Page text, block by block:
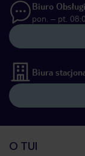
Biuro
pon. – pt.
Biura
O TUI